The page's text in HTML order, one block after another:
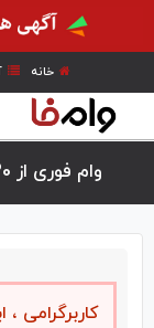
خانه
وام فوری از 20 تا 250 میلیون در تمام استان تهران